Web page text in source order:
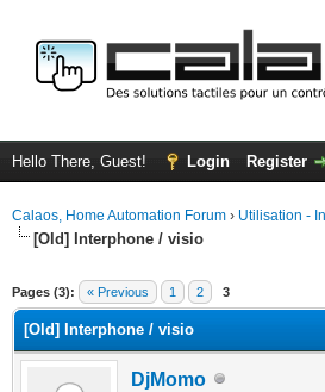
Hello There, Guest! Login Register
Calaos, Home Automation Forum › Utilisation -
[Old] Interphone / visio
Pages (3): « Previous 1 2 3
[Old] Interphone / visio
DjMomo